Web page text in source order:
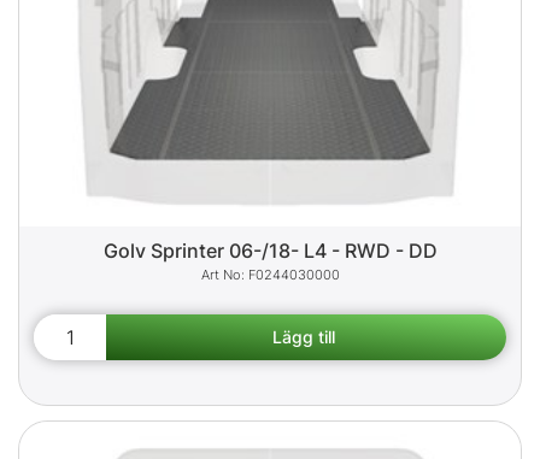
Golv Sprinter 06-/18- L4 - RWD - DD
F0244030000